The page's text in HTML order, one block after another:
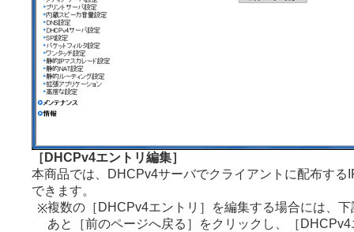
［DHCPv4エントリ編集］
本商品では、DHCPv4サーバでクライアントに配布する
できます。
※複数の［DHCPv4エントリ］を編集する場合には、下
あと［前のページへ戻る］をクリックし、［DHCPv4